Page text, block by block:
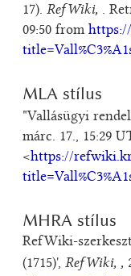
17). RefWiki, .
09:50 from
MLA stílus
"Vallásügyi
márc. 17., 15:29
<https://
MHRA stílus
RefWiki-
(1715)', RefWiki, ,